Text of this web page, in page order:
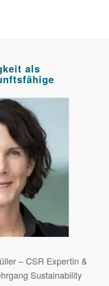
als
– CSR Expertin &
Sustainability